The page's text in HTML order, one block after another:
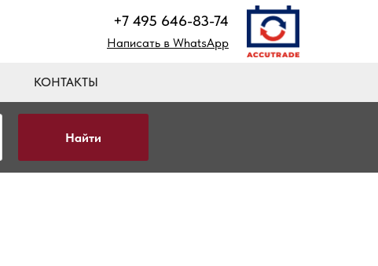
+7 495 646-83-74
Написать в WhatsApp
КОНТАКТЫ
Найти